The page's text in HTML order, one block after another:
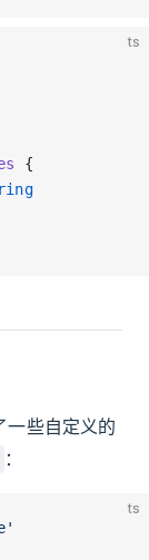
ts
{
一些自定义的
：
ts